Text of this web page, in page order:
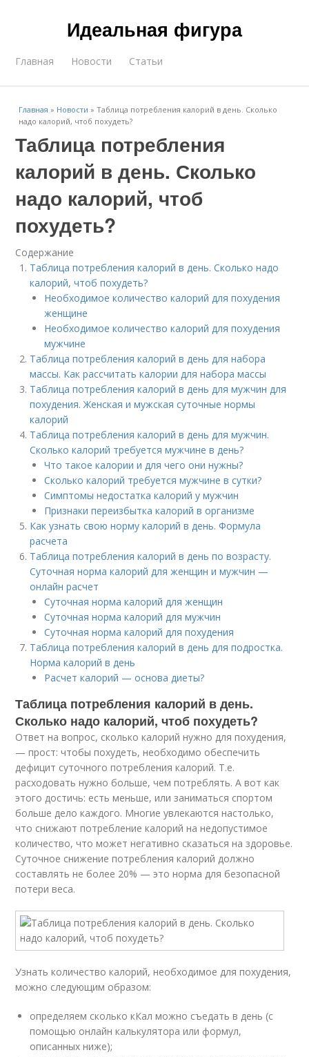
Идеальная фигура
Главная Новости Статьи
Главная » Новости »Таблица потребления калорий в день. Сколько
надо калорий, чтоб похудеть?
Таблица потребления
калорий в день. Сколько
надо калорий, чтоб
похудеть?
Содержание
Таблица потребления калорий в день. Сколько надо
калорий, чтоб похудеть?
Необходимое количество калорий для похудения
женщине
Необходимое количество калорий для похудения
мужчине
Таблица потребления калорий в день для набора
массы. Как рассчитать калории для набора массы
Таблица потребления калорий в день для мужчин для
похудения. Женская и мужская суточные нормы
калорий
Таблица потребления калорий в день для мужчин.
Сколько калорий требуется мужчине в день?
Что такое калории и для чего они нужны?
Сколько калорий требуется мужчине в сутки?
Симптомы недостатка калорий у мужчин
Признаки переизбытка калорий в организме
Как узнать свою норму калорий в день. Формула
расчета
Таблица потребления калорий в день по возрасту.
Суточная норма калорий для женщин и мужчин —
онлайн расчет
Суточная норма калорий для женщин
Суточная норма калорий для мужчин
Суточная норма калорий для похудения
Таблица потребления калорий в день для подростка.
Норма калорий в день
Расчет калорий — основа диеты?
Таблица потребления калорий в день.
Сколько надо калорий, чтоб похудеть?
Ответ на вопрос, сколько калорий нужно для похудения,
— прост: чтобы похудеть, необходимо обеспечить
дефицит суточного потребления калорий. Т.е.
расходовать нужно больше, чем потреблять. А вот как
этого достичь: есть меньше, или заниматься спортом
больше дело каждого. Многие увлекаются настолько,
что снижают потребление калорий на недопустимое
количество, что может негативно сказаться на здоровье.
Суточное снижение потребления калорий должно
составлять не более 20% — это норма для безопасной
потери веса.
Узнать количество калорий, необходимое для похудения,
можно следующим образом:
определяем сколько кКал можно съедать в день (с
помощью онлайн калькулятора или формул,
описанных ниже);